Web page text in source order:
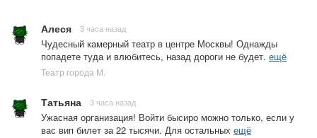
Алеся 3 часа назад
Чудесный камерный театр в центре Москвы! Однажды
попадете туда и влюбитесь, назад дороги не будет. ещё
Театр города М.
Татьяна 3 часа назад
Ужасная организация! Войти бысиро можно только, если у
вас вип билет за 22 тысячи. Для остальных ещё